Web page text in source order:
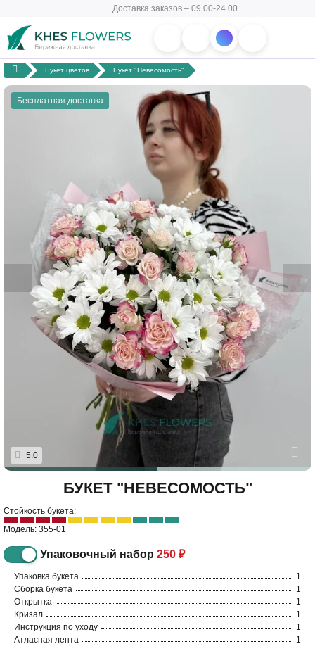
Доставка заказов – 09.00-24.00
Букет цветов Букет "Невесомость"
Бесплатная доставка
5.0
БУКЕТ "НЕВЕСОМОСТЬ"
Стойкость букета:
Модель: 355-01
Упаковочный набор 250 ₽
Упаковка букета
1
Сборка букета
1
Открытка
1
Кризал
1
Инструкция по уходу
1
Атласная лента
1